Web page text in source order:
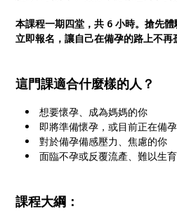
本課程一期四堂，共 6 小時。搶先
立即報名，讓自己在備孕的路上不再
這門課適合什麼樣的人？
想要懷孕、成為媽媽的你
即將準備懷孕，或目前正在備
對於備孕備感壓力、焦慮的你
面臨不孕或反覆流產、難以生
課程大綱：